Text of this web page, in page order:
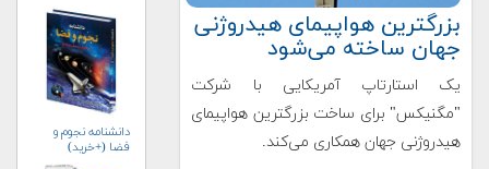
بزرگترین هواپیمای هیدروژنی
جهان ساخته می‌شود
یک استارتاپ آمریکایی با شرکت
"مگنیکس" برای ساخت بزرگترین هواپیمای
هیدروژنی جهان همکاری می‌کند.
دانشنامه نجوم و
فضا (+خرید)